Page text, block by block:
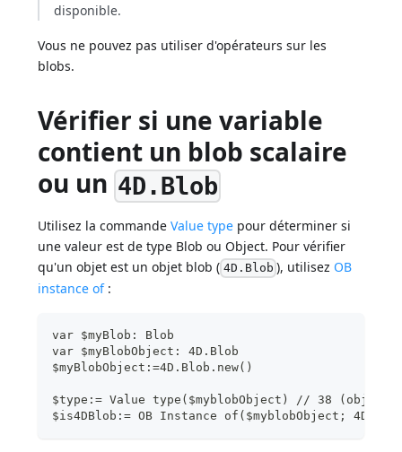
disponible.
Vous ne pouvez pas utiliser d'opérateurs sur les
blobs.
Vérifier si une variable
contient un blob scalaire
ou un4D.Blob
Utilisez la commandeValue type pour déterminer si
une valeur est de type Blob ou Object. Pour vérifier
qu'un objet est un objet blob ( 4D.Blob ), utilisez OB
instance of:
var $myBlob: Blob
var $myBlobObject: 4D.Blob
$myBlobObject:=4D.Blob.new()
$type:= Value type($myblobObject) // 38 (object)
$is4DBlob:= OB Instance of($myblobObject;